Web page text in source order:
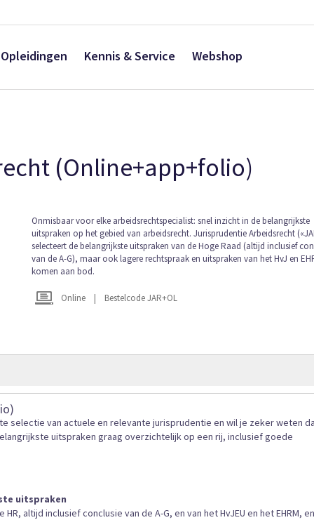
Opleidingen Kennis & Service Webshop
(Online+app+folio)
Online | Bestelcode JAR+OL
Ga
naar
het
begin
van
afbeeldingen-
Onmisbaar voor elke arbeidsrechtspecialist: snel inzicht in de belangrijkste
uitspraken op het gebied van arbeidsrecht. Jurisprudentie Arbeidsrecht
selecteert de belangrijkste uitspraken van de Hoge Raad (altijd inclusief
van de A-G), maar ook lagere rechtspraak en uitspraken van het HvJ en
komen aan bod.
selectie van actuele en relevante jurisprudentie en wil je zeker weten
uitspraken graag overzichtelijk op een rij, inclusief goede
uitspraken
altijd inclusief conclusie van de A-G, en van het HvJEU en het EHRM, en